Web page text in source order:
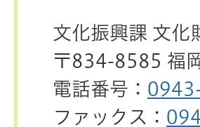
文化振興課 文化
〒834-8585 福
電話番号：
ファックス：